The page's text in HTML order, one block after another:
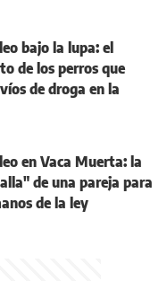
bajo la lupa: el
de los perros que
de droga en la
en Vaca Muerta: la
de una pareja para
de la ley